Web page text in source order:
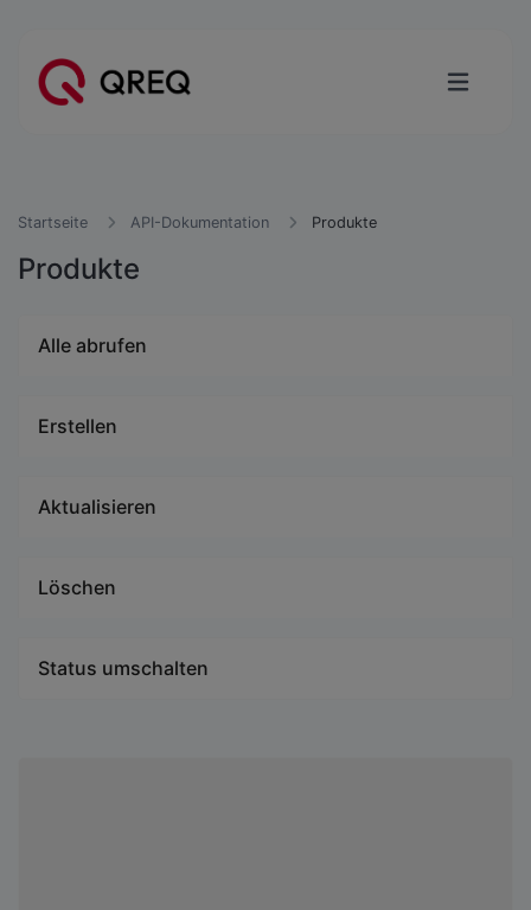
Startseite API-Dokumentation Produkte
Produkte
Alle abrufen
Erstellen
Aktualisieren
Löschen
Status umschalten